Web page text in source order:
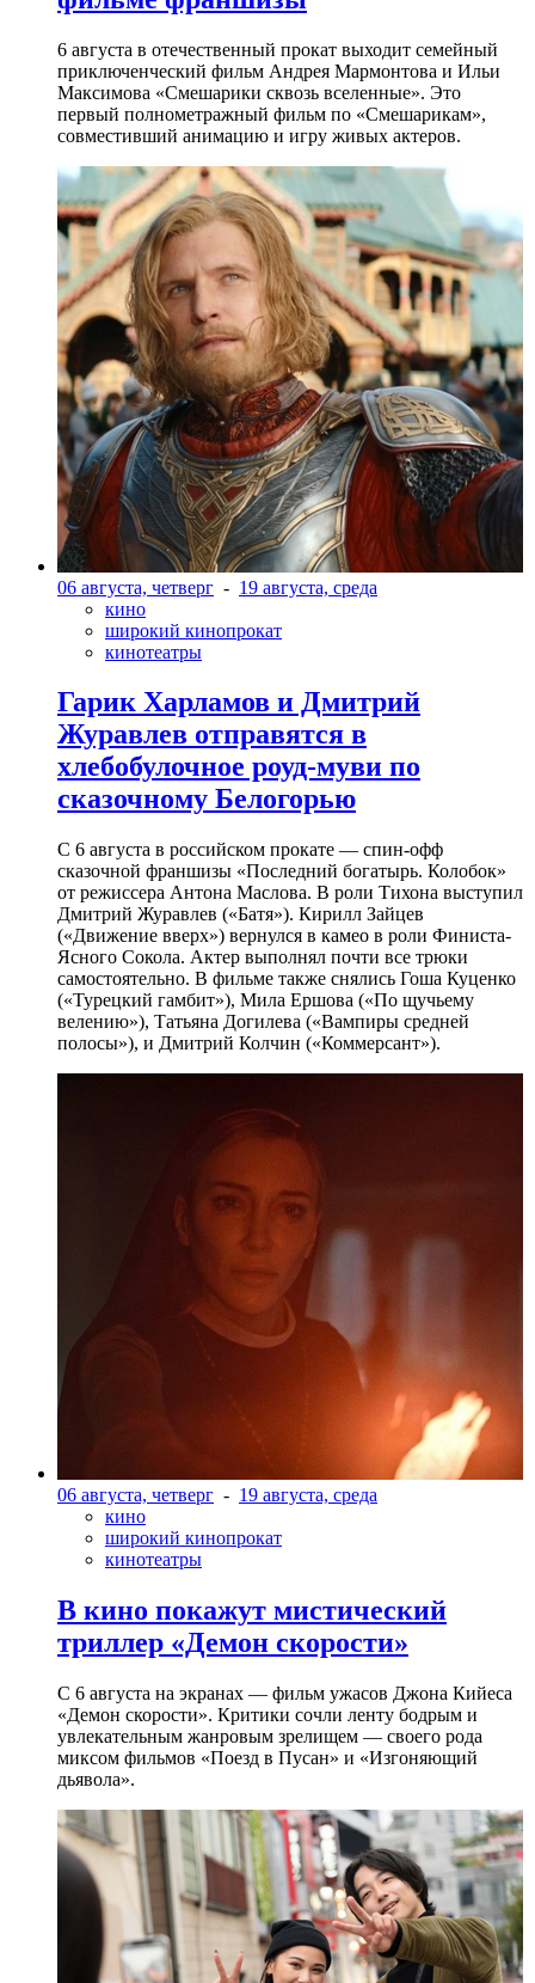
6 августа в отечественный прокат выходит семейный
приключенческий фильм Андрея Мармонтова и Ильи
Максимова «Смешарики сквозь вселенные». Это
первый полнометражный фильм по «Смешарикам»,
совместивший анимацию и игру живых актеров.
06 августа, четверг - 19 августа, среда
кино
широкий кинопрокат
кинотеатры
Гарик Харламов и Дмитрий
Журавлев отправятся в
хлебобулочное роуд-муви по
сказочному Белогорью
С 6 августа в российском прокате — спин-офф
сказочной франшизы «Последний богатырь. Колобок»
от режиссера Антона Маслова. В роли Тихона выступил
Дмитрий Журавлев («Батя»). Кирилл Зайцев
(«Движение вверх») вернулся в камео в роли Финиста-
Ясного Сокола. Актер выполнял почти все трюки
самостоятельно. В фильме также снялись Гоша Куценко
(«Турецкий гамбит»), Мила Ершова («По щучьему
велению»), Татьяна Догилева («Вампиры средней
полосы»), и Дмитрий Колчин («Коммерсант»).
06 августа, четверг - 19 августа, среда
кино
широкий кинопрокат
кинотеатры
В кино покажут мистический
триллер «Демон скорости»
С 6 августа на экранах — фильм ужасов Джона Кийеса
«Демон скорости». Критики сочли ленту бодрым и
увлекательным жанровым зрелищeм — своего рода
миксом фильмов «Поезд в Пусан» и «Изгоняющий
дьявола».